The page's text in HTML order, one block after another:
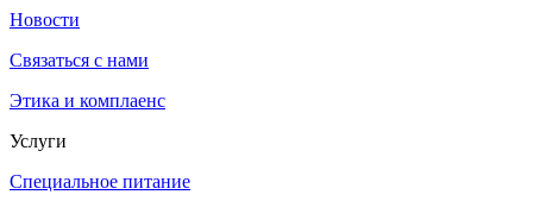
Новости
Связаться с нами
Этика и комплаенс
Услуги
Специальное питание